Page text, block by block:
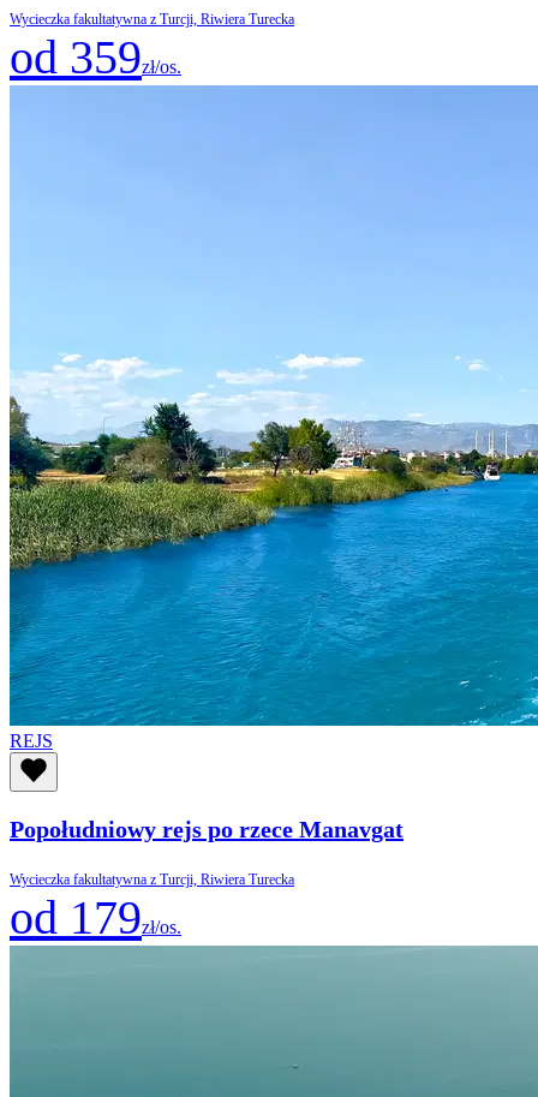
Wycieczka fakultatywna z Turcji, Riwiera Turecka
od 359zł/os.
REJS
Popołudniowy rejs po rzece Manavgat
Wycieczka fakultatywna z Turcji, Riwiera Turecka
od 179zł/os.